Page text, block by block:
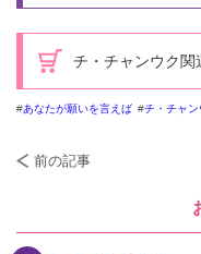
チ・チャンウク関
あなたが願いを言えば チ・チャン
前の記事